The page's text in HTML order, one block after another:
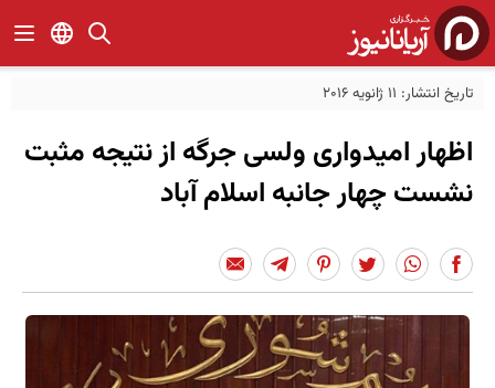
تاریخ انتشار: 11 ژانویه 2016
اظهار امیدواری ولسی جرگه از نتیجه مثبت
نشست چهار جانبه اسلام آباد